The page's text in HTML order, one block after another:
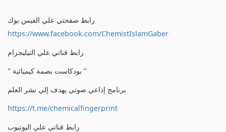
رابط صفحتي علي الفيس بوك
https://www.facebook.com/ChemistIslamGaber
رابط قناتي علي التيليجرام
" بودكاست بصمة كيميائية "
برنامج إذاعي صوتي يهدف إلي نشر العلم
https://t.me/chemicalfingerprint
رابط قناتي علي اليوتيوب